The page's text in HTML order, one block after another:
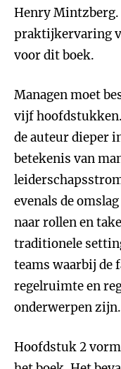
Henry Mintzberg.
praktijkervaring
voor dit boek.
Managen moet
vijf
de auteur dieper
betekenis van
evenals de
naar rollen en
traditionele
teams waarbij de
regelruimte en
onderwerpen zijn.
Hoofdstuk 2